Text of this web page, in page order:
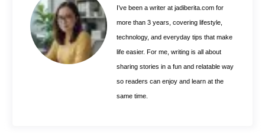
k
e
s
t
p
p
I’ve been a writer at jadiberita.com for
more than 3 years, covering lifestyle,
technology, and everyday tips that make
life easier. For me, writing is all about
sharing stories in a fun and relatable way
so readers can enjoy and learn at the
same time.